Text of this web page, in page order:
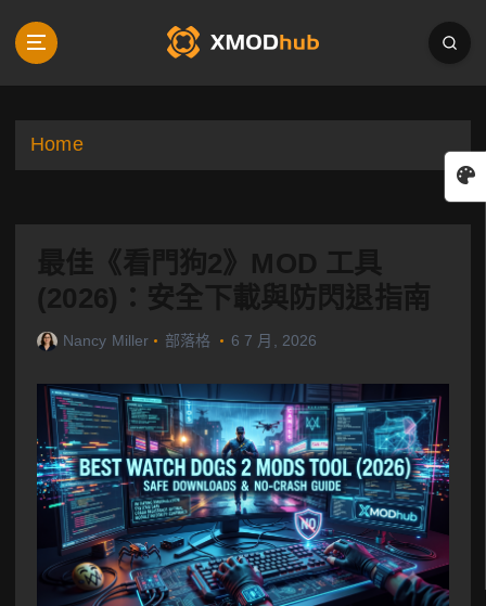
p
Home
最佳《看門狗2》MOD 工具
(2026)：安全下載與防閃退指南
Nancy Miller 部落格 6 7 月, 2026